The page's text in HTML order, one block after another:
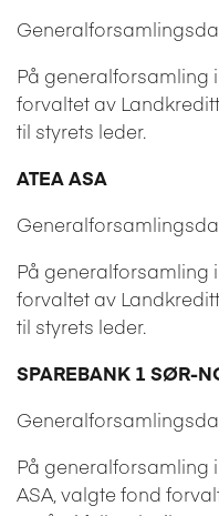
På generalforsamling
forvaltet av
til styrets leder.
ATEA ASA
På generalforsamling
forvaltet av
til styrets leder.
SPAREBANK 1 SØR-
På generalforsamling
ASA, valgte fond